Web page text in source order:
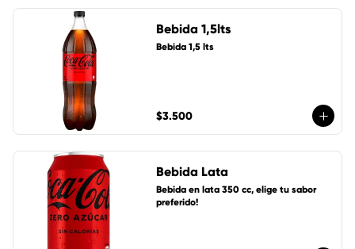
Bebida 1,5lts
Bebida 1,5 lts
$3.500
Bebida Lata
Bebida en lata 350 cc, elige tu sabor
preferido!